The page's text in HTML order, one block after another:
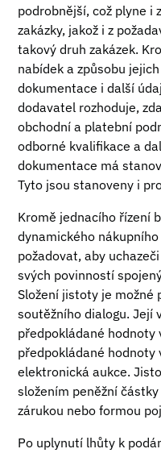
podrobnější, což plyne i
zakázky, jakož i z
takový druh zakázek.
nabídek a způsobu
dokumentace i další
dodavatel rozhoduje,
obchodní a platební
odborné kvalifikace a
dokumentace má
Tyto jsou stanoveny i
Kromě jednacího řízení
dynamického
požadovat, aby
svých povinností
Složení jistoty je možné
soutěžního dialogu. Její
předpokládané hodnoty
předpokládané hodnoty
elektronická aukce.
složením peněžní
zárukou nebo formou
Po uplynutí lhůty k